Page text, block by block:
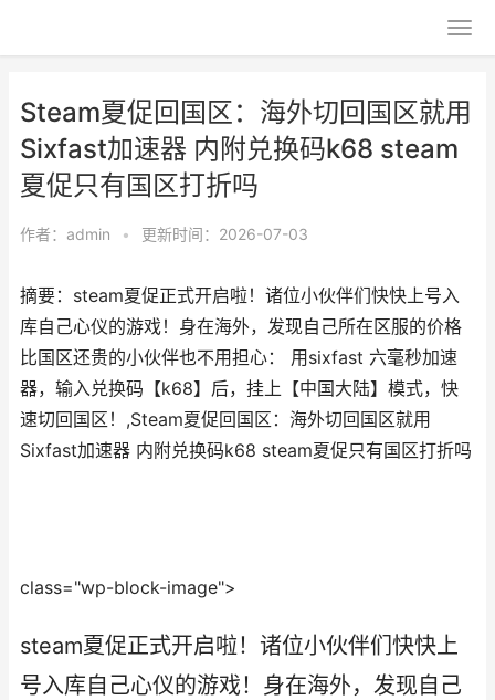
Steam夏促回国区：海外切回国区就用
Sixfast加速器 内附兑换码k68 steam
夏促只有国区打折吗
作者： admin • 更新时间：2026-07-03
摘要：steam夏促正式开启啦！诸位小伙伴们快快上号入
库自己心仪的游戏！身在海外，发现自己所在区服的价格
比国区还贵的小伙伴也不用担心： 用sixfast 六毫秒加速
器，输入兑换码【k68】后，挂上【中国大陆】模式，快
速切回国区！,Steam夏促回国区：海外切回国区就用
Sixfast加速器 内附兑换码k68 steam夏促只有国区打折吗
class="wp-block-image">
steam夏促正式开启啦！诸位小伙伴们快快上
号入库自己心仪的游戏！身在海外，发现自己